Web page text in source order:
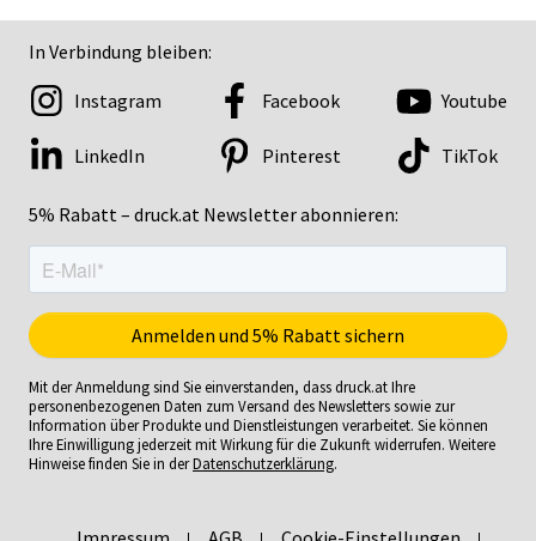
In Verbindung bleiben:
5% Rabatt – druck.at Newsletter abonnieren:
Instagram Facebook Youtube
LinkedIn Pinterest TikTok
Mit der Anmeldung sind Sie einverstanden, dass druck.at Ihre
personenbezogenen Daten zum Versand des Newsletters sowie zur
Information über Produkte und Dienstleistungen verarbeitet. Sie können
Ihre Einwilligung jederzeit mit Wirkung für die Zukunft widerrufen. Weitere
Hinweise finden Sie in derDatenschutzerklärung.